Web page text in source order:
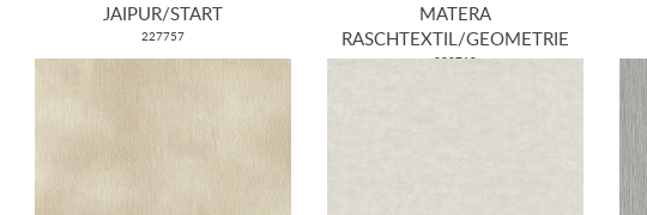
JAIPUR/START
227757
MATERA
RASCHTEXTIL/GEOMETRIE
298719